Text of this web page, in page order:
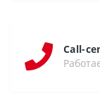
Call-